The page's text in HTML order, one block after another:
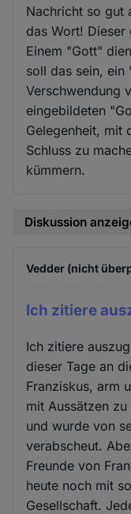
Nachricht so gut
das Wort! Dieser
Einem "Gott"
soll das sein, ein
Verschwendung
eingebildeten
Gelegenheit, mit
Schluss zu
kümmern.
Diskussion
Vedder (nicht
Ich zitiere
Ich zitiere
dieser Tage an
Franziskus, arm
mit Aussätzen
und wurde von
verabscheut.
Freunde von
heute noch mit
Gesellschaft.